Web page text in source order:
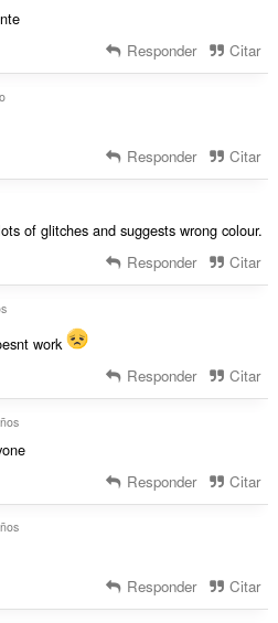
Responder Citar
Responder Citar
of glitches and suggests wrong colour.
Responder Citar
work
Responder Citar
Responder Citar
Responder Citar